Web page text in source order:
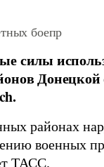
боепр
силы
Донецкой
районах
военных
ТАСС.